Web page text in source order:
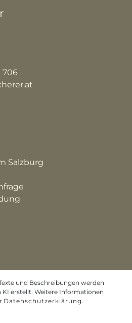
706
Salzburg
und Beschreibungen werden
erstellt. Weitere Informationen
Datenschutzerklärung.